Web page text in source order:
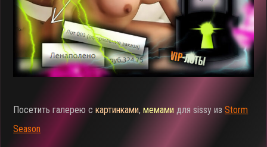
Посетить галерею скартинками,мемами для sissy изStorm
Season